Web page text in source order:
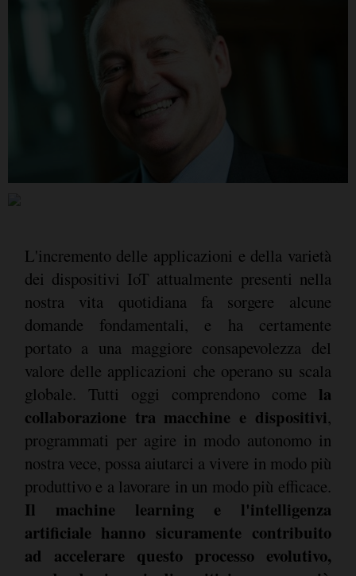
L'incremento delle applicazioni e della varietà
dei dispositivi IoT attualmente presenti nella
nostra vita quotidiana fa sorgere alcune
domande fondamentali, e ha certamente
portato a una maggiore consapevolezza del
valore delle applicazioni che operano su scala
globale. Tutti oggi comprendono come la
collaborazione tra macchine e dispositivi,
programmati per agire in modo autonomo in
nostra vece, possa aiutarci a vivere in modo più
produttivo e a lavorare in un modo più efficace.
Il machine learning e l'intelligenza
artificiale hanno sicuramente contribuito
ad accelerare questo processo evolutivo,